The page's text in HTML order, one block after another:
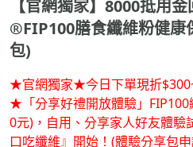
®FIP100膳食纖維粉健康
包)
★「分享好禮開放體驗」FIP100
0元)，自用、分享家人好友體驗
口吃纖維』開始！(體驗分享包